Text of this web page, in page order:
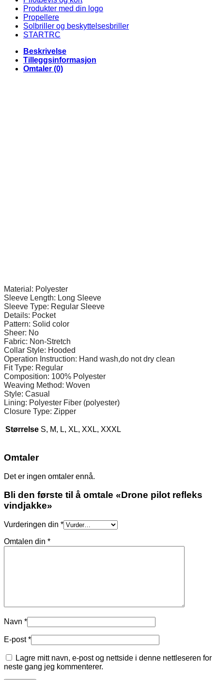
Produkter med din logo
Propellere
Solbriller og beskyttelsesbriller
STARTRC
Beskrivelse
Tilleggsinformasjon
Omtaler (0)
Material: Polyester
Sleeve Length: Long Sleeve
Sleeve Type: Regular Sleeve
Details: Pocket
Pattern: Solid color
Sheer: No
Fabric: Non-Stretch
Collar Style: Hooded
Operation Instruction: Hand wash,do not dry clean
Fit Type: Regular
Composition: 100% Polyester
Weaving Method: Woven
Style: Casual
Lining: Polyester Fiber (polyester)
Closure Type: Zipper
Størrelse S, M, L, XL, XXL, XXXL
Omtaler
Det er ingen omtaler ennå.
Bli den første til å omtale «Drone pilot refleks
vindjakke»
Vurderingen din *
Omtalen din *
Navn *
E-post*
Lagre mitt navn, e-post og nettside i denne nettleseren for
neste gang jeg kommenterer.